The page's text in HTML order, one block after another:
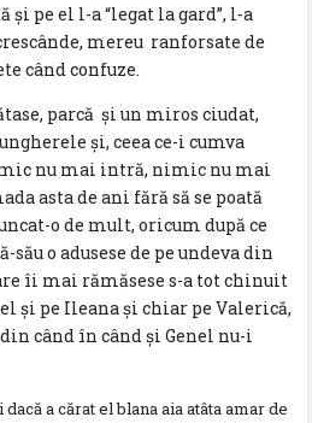
pe el l-a “legat la gard”, l-a
mereu ranforsate de
când confuze.
parcă şi un miros ciudat,
şi, ceea ce-i cumva
nu mai intră, nimic nu mai
asta de ani fără să se poată
o de mult, oricum după ce
o adusese de pe undeva din
îi mai rămăsese s-a tot chinuit
şi pe Ileana şi chiar pe Valerică,
când în când şi Genel nu-i
a cărat el blana aia atâta amar de